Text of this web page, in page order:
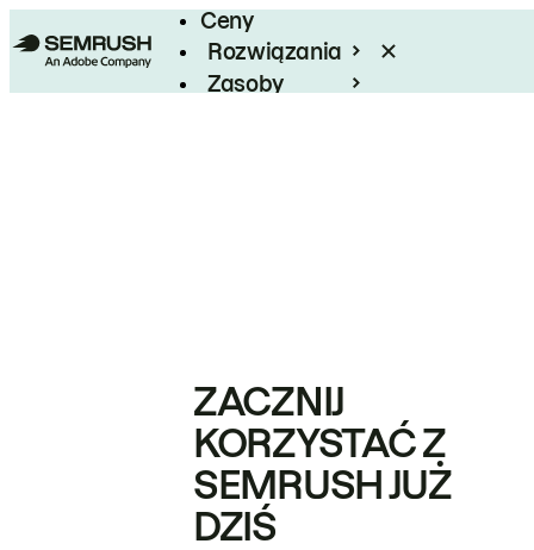
Ceny
Rozwiązania
Zasoby
ZACZNIJ
KORZYSTAĆ Z
SEMRUSH JUŻ
DZIŚ